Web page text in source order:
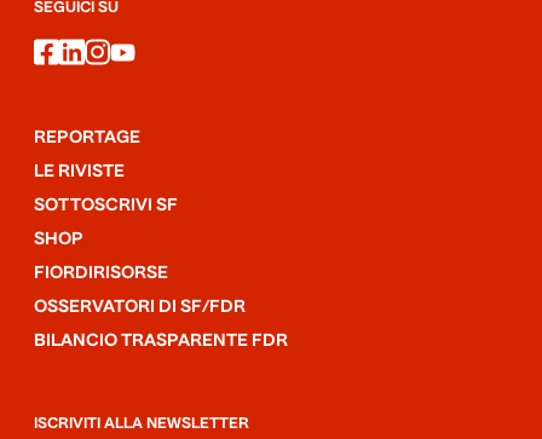
SEGUICI SU
facebook
linkedin
instagram
youtube
REPORTAGE
LE RIVISTE
SOTTOSCRIVI SF
SHOP
FIORDIRISORSE
OSSERVATORI DI SF/FDR
BILANCIO TRASPARENTE FDR
ISCRIVITI ALLA NEWSLETTER